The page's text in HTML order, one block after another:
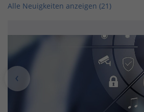
Alle Neuigkeiten anzeigen (21)